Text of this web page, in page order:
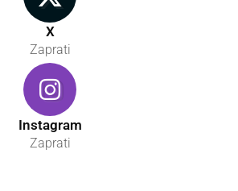
X
Zaprati
Instagram
Zaprati